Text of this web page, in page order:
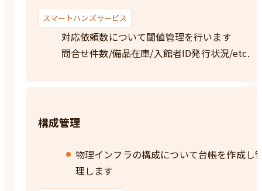
スマートハンズサービス
対応依頼数について閾値管理を行います
問合せ件数/備品在庫/入館者ID発行状況/etc.
構成管理
物理インフラの構成について台帳を作成し
理します